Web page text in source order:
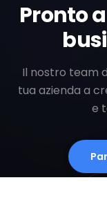
Pronto a
Il nostro team
tua azienda a
e